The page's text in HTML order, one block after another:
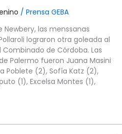
/ Prensa GEBA
Newbery, las menssanas
lograron otra goleada al
de Córdoba. Las
Palermo fueron Juana Masini
Poblete (2), Sofía Katz (2),
(1), Excelsa Montes (1),